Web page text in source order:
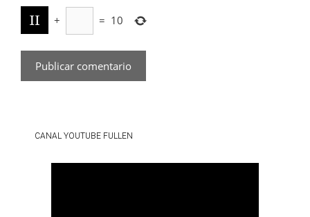
+ = 10
CANAL YOUTUBE FULLEN